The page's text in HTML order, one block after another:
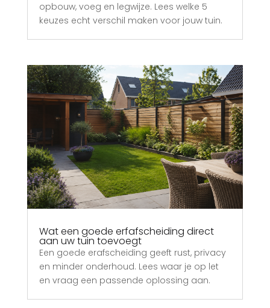
opbouw, voeg en legwijze. Lees welke 5
keuzes echt verschil maken voor jouw tuin.
Wat een goede erfafscheiding direct
aan uw tuin toevoegt
Een goede erafscheiding geeft rust, privacy
en minder onderhoud. Lees waar je op let
en vraag een passende oplossing aan.